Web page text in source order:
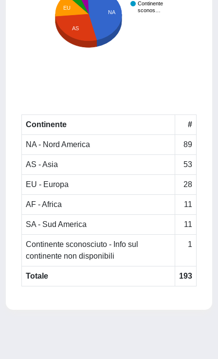
Continente
sconos…
NA
EU
AS
Continente #
NA - Nord America 89
AS - Asia 53
EU - Europa 28
AF - Africa 11
SA - Sud America 11
Continente sconosciuto - Info sul
continente non disponibili
1
Totale 193